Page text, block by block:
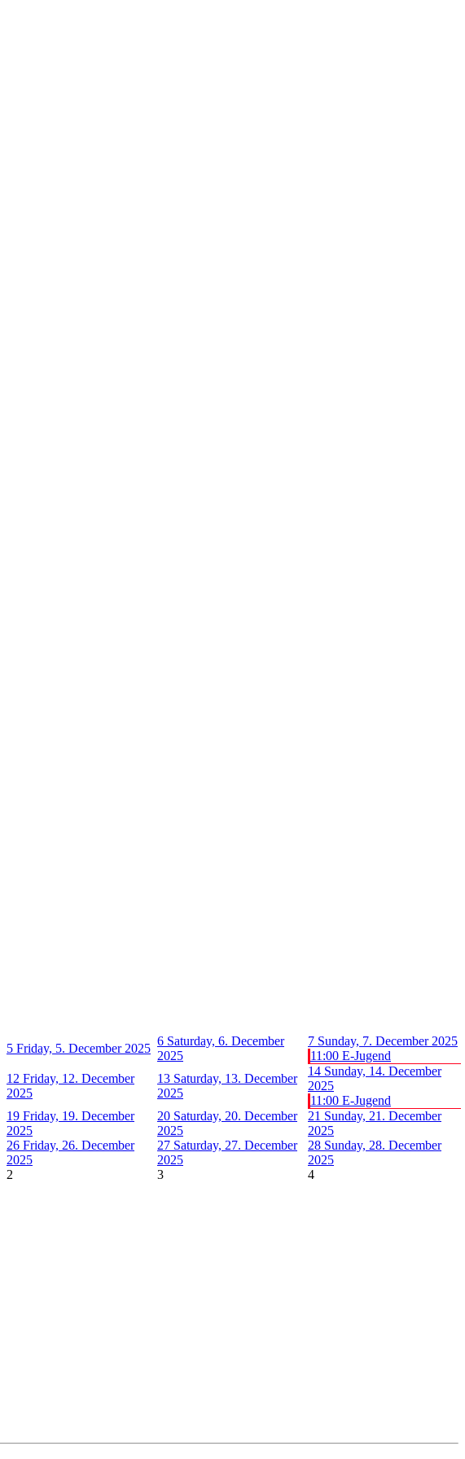
5 Friday, 5. December 2025
6 Saturday, 6. December
2025
7 Sunday, 7. December 2025
11:00 E-Jugend
12 Friday, 12. December
2025
13 Saturday, 13. December
2025
14 Sunday, 14. December
2025
11:00 E-Jugend
19 Friday, 19. December
2025
20 Saturday, 20. December
2025
21 Sunday, 21. December
2025
26 Friday, 26. December
2025
27 Saturday, 27. December
2025
28 Sunday, 28. December
2025
2 3 4